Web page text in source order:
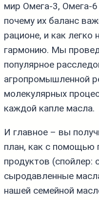
мир Омега‑3,
почему их баланс
рационе, и как легко
гармонию. Мы
популярное
агропромышленной
молекулярных
каждой капле масла.
И главное – вы
план, как с помощью
продуктов
сыродавленные
нашей семейной